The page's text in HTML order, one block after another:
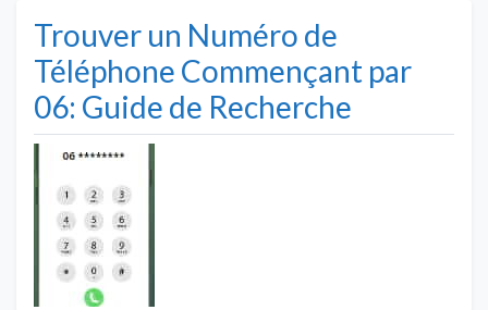
Trouver un Numéro de
Téléphone Commençant par
06: Guide de Recherche